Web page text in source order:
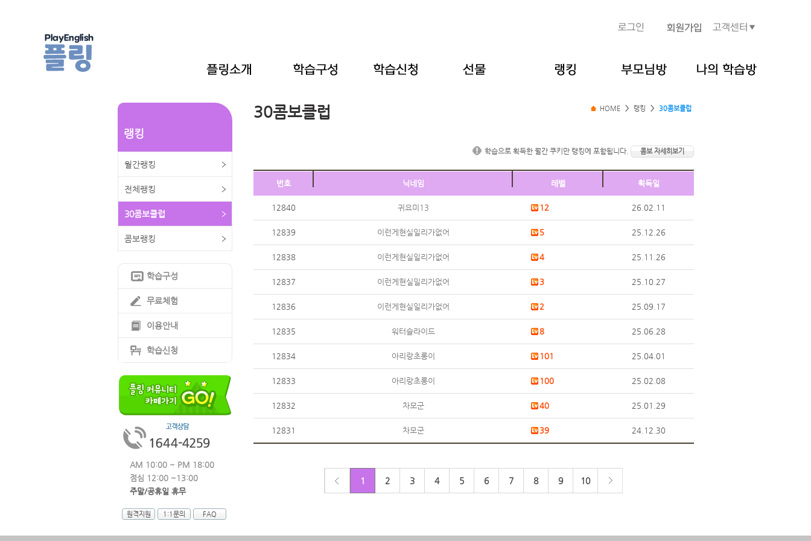
랭킹
월간랭킹
전체랭킹
30콤보클럽
콤보랭킹
학습구성
무료체험
이용안내
학습신청
AM 10:00 ~ PM 18:00
점심 12:00 ~13:00
주말/공휴일 휴무
원격지원 1:1문의 FAQ
30콤보클럽 HOME > 랭킹 > 30콤보클럽
학습으로 획득한 월간 쿠키만 랭킹에 포함됩니다. 콤보 자세히보기
번호 닉네임 레벨 획득일
12840 귀요미13 12 26.02.11
12839 이런게현실일리가없어 5 25.12.26
12838 이런게현실일리가없어 4 25.11.26
12837 이런게현실일리가없어 3 25.10.27
12836 이런게현실일리가없어 2 25.09.17
12835 워터슬라이드 8 25.06.28
12834 아리랑초롱이 101 25.04.01
12833 아리랑초롱이 100 25.02.08
12832 차모군 40 25.01.29
12831 차모군 39 24.12.30
1 2 3 4 5 6 7 8 9 10